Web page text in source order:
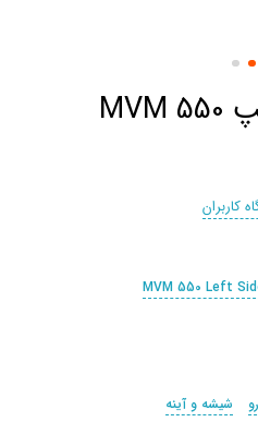
آینه بغل سمت چپ MVM 550
MVM 550 Left
شیشه و آینه